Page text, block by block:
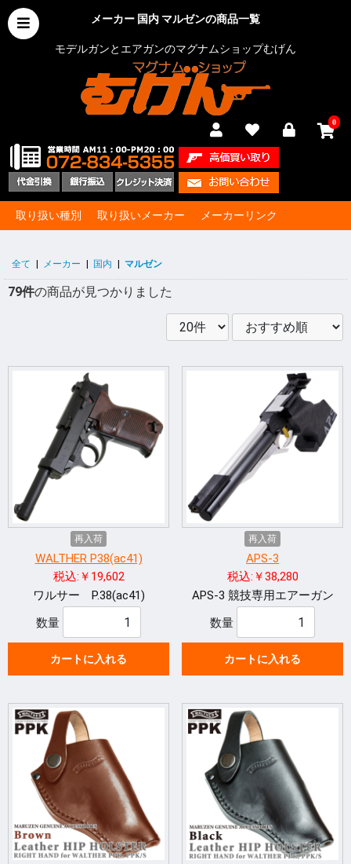
メーカー 国内 マルゼンの商品一覧
モデルガンとエアガンのマグナムショップむげん
0
取り扱い種別 取り扱いメーカー メーカーリンク
全て メーカー 国内 マルゼン
79件の商品が見つかりました
再入荷
WALTHER P38(ac41)
税込:￥19,602
ワルサー P.38(ac41)
数量
カートに入れる
再入荷
APS-3
税込:￥38,280
APS-3 競技専用エアーガン
数量
カートに入れる